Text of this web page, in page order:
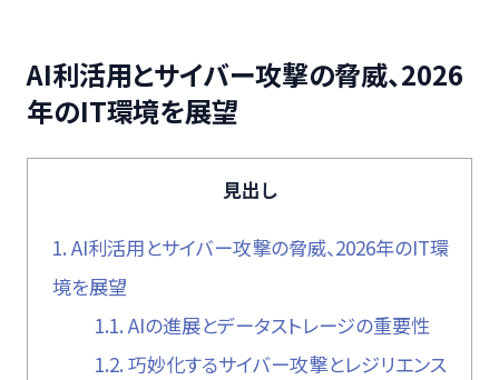
AI利活用とサイバー攻撃の脅威、2026
年のIT環境を展望
見出し
1. AI利活用とサイバー攻撃の脅威、2026年のIT環
境を展望
1.1. AIの進展とデータストレージの重要性
1.2. 巧妙化するサイバー攻撃とレジリエンス